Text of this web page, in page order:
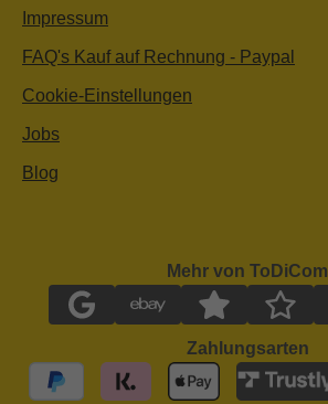
Impressum
FAQ's Kauf auf Rechnung - Paypal
Cookie-Einstellungen
Jobs
Blog
Mehr von ToDiCom
Zahlungsarten